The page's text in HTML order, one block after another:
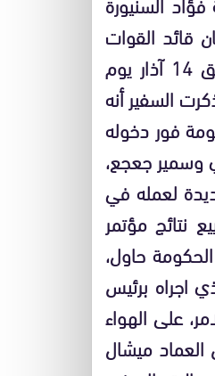
قائد القوات
اللبنانية يتولى التحذير من حرب أهلية، متباهيا بأن القوات منعت سقوط فريق 14 آذار يوم
السفير أنه
فور دخوله
وسمير جعجع،
لعمله في
نتائج مؤتمر
حاول،
اجراه برئيس
على الهواء
ميشال